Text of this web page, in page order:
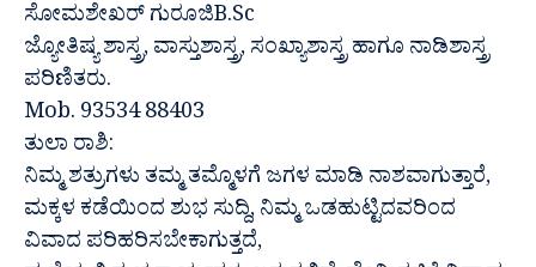
ಸೋಮಶೇಖರ್ ಗುರೂಜಿB.Sc
ಜ್ಯೋತಿಷ್ಯ ಶಾಸ್ತ್ರ, ವಾಸ್ತುಶಾಸ್ತ್ರ, ಸಂಖ್ಯಾಶಾಸ್ತ್ರ ಹಾಗೂ ನಾಡಿಶಾಸ್ತ್ರ
ಪರಿಣಿತರು.
Mob. 93534 88403
ತುಲಾ ರಾಶಿ:
ನಿಮ್ಮ ಶತ್ರುಗಳು ತಮ್ಮ ತಮ್ಮೊಳಗೆ ಜಗಳ ಮಾಡಿ ನಾಶವಾಗುತ್ತಾರೆ,
ಮಕ್ಕಳ ಕಡೆಯಿಂದ ಶುಭ ಸುದ್ದಿ, ನಿಮ್ಮ ಒಡಹುಟ್ಟಿದವರಿಂದ
ವಿವಾದ ಪರಿಹರಿಸಬೇಕಾಗುತ್ತದೆ,